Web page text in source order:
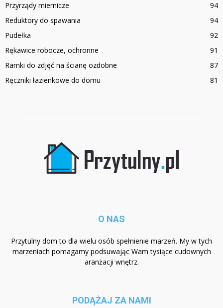
Przyrządy miernicze
94
Reduktory do spawania
94
Pudełka
92
Rękawice robocze, ochronne
91
Ramki do zdjęć na ścianę ozdobne
87
Ręczniki łazienkowe do domu
81
O NAS
Przytulny dom to dla wielu osób spełnienie marzeń. My w tych
marzeniach pomagamy podsuwając Wam tysiące cudownych
aranżacji wnętrz.
PODĄŻAJ ZA NAMI